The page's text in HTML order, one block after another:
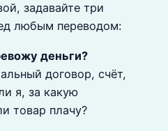
задавайте три
любым переводом:
деньги?
договор, счёт,
я, за какую
товар плачу?